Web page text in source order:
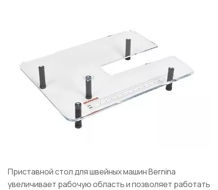
Приставной стол для швейных машин Bernina
увеличивает рабочую область и позволяет работать